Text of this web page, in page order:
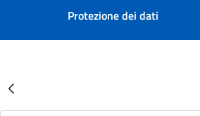
Protezione dei dati
Risultati della